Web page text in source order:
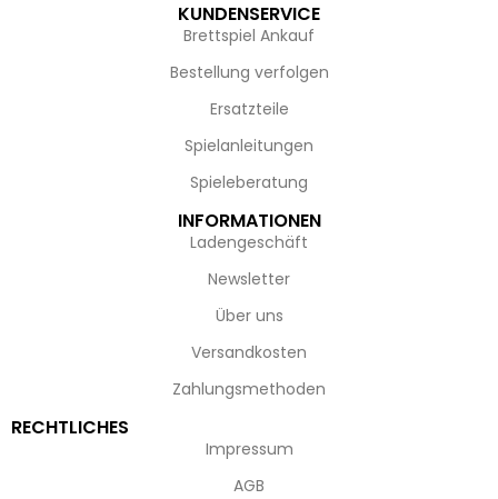
KUNDENSERVICE
Brettspiel Ankauf
Bestellung verfolgen
Ersatzteile
Spielanleitungen
Spieleberatung
INFORMATIONEN
Ladengeschäft
Newsletter
Über uns
Versandkosten
Zahlungsmethoden
RECHTLICHES
Impressum
AGB